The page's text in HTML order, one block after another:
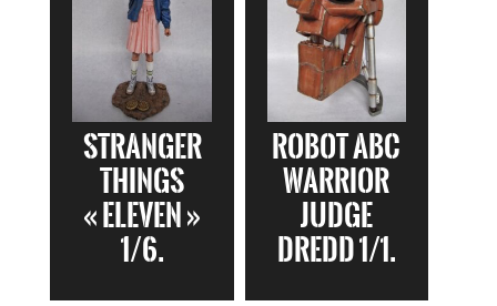
Stranger
Things
« Eleven »
1/6.
Robot ABC
Warrior
Judge
Dredd 1/1.